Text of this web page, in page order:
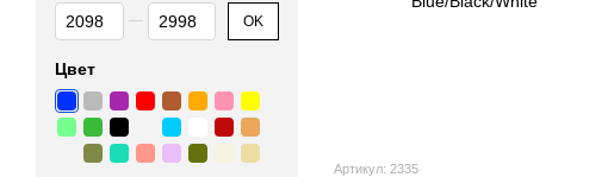
Артикул: 2335
От Цена, грн
До Цена, грн OK
Цвет